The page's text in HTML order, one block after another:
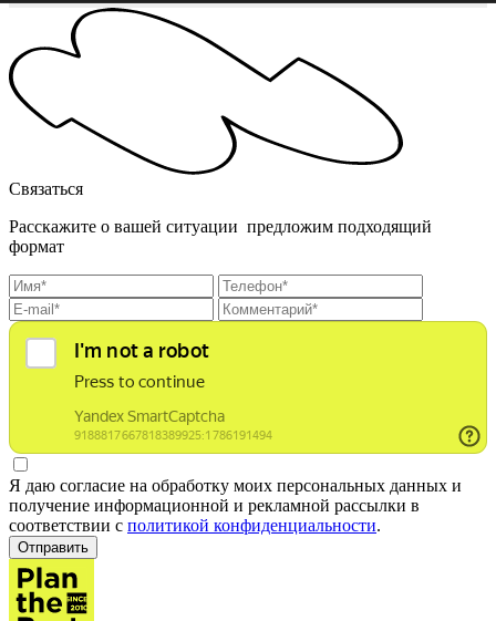
Связаться
Расскажите о вашей ситуации предложим подходящий
формат
Я даю согласие на обработку моих персональных данных и
получение информационной и рекламной рассылки в
соответствии с политикой конфиденциальности.
Отправить